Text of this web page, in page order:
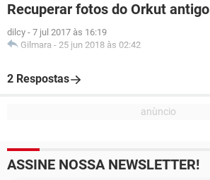
Recuperar fotos do Orkut antigo
dilcy - 7 jul 2017 às 16:19
Gilmara - 25 jun 2018 às 02:42
2 Respostas
ASSINE NOSSA NEWSLETTER!